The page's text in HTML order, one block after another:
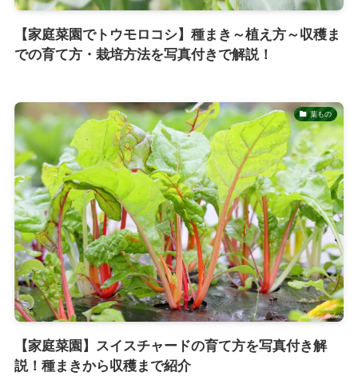
【家庭菜園でトウモロコシ】種まき～植え方～収穫ま
での育て方・栽培方法を写真付きで解説！
葉もの
【家庭菜園】スイスチャードの育て方を写真付き解
説！種まきから収穫まで紹介